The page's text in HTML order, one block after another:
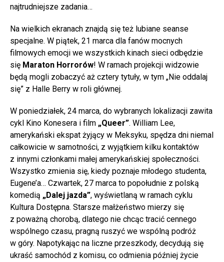
najtrudniejsze zadania…
Na wielkich ekranach znajdą się też lubiane seanse
specjalne. W piątek, 21 marca dla fanów mocnych
filmowych emocji we wszystkich kinach sieci odbędzie
się Maraton Horrorów! W ramach projekcji widzowie
będą mogli zobaczyć aż cztery tytuły, w tym „Nie oddalaj
się” z Halle Berry w roli głównej.
W poniedziałek, 24 marca, do wybranych lokalizacji zawita
cykl Kino Konesera i film „Queer”. William Lee,
amerykański ekspat żyjący w Meksyku, spędza dni niemal
całkowicie w samotności, z wyjątkiem kilku kontaktów
z innymi członkami małej amerykańskiej społeczności.
Wszystko zmienia się, kiedy poznaje młodego studenta,
Eugene’a… Czwartek, 27 marca to popołudnie z polską
komedią „Dalej jazda”, wyświetlaną w ramach cyklu
Kultura Dostępna. Starsze małżeństwo mierzy się
z poważną chorobą, dlatego nie chcąc tracić cennego
wspólnego czasu, pragną ruszyć we wspólną podróż
w góry. Napotykając na liczne przeszkody, decydują się
ukraść samochód z komisu, co odmienia później życie